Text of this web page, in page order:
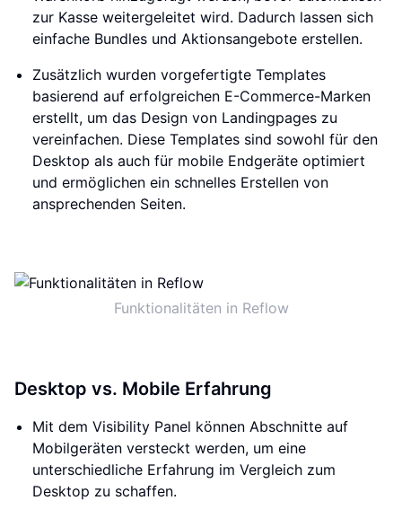
zur Kasse weitergeleitet wird. Dadurch lassen sich
einfache Bundles und Aktionsangebote erstellen.
Zusätzlich wurden vorgefertigte Templates
basierend auf erfolgreichen E-Commerce-Marken
erstellt, um das Design von Landingpages zu
vereinfachen. Diese Templates sind sowohl für den
Desktop als auch für mobile Endgeräte optimiert
und ermöglichen ein schnelles Erstellen von
ansprechenden Seiten.
Funktionalitäten in Reflow
Desktop vs. Mobile Erfahrung
Mit dem Visibility Panel können Abschnitte auf
Mobilgeräten versteckt werden, um eine
unterschiedliche Erfahrung im Vergleich zum
Desktop zu schaffen.